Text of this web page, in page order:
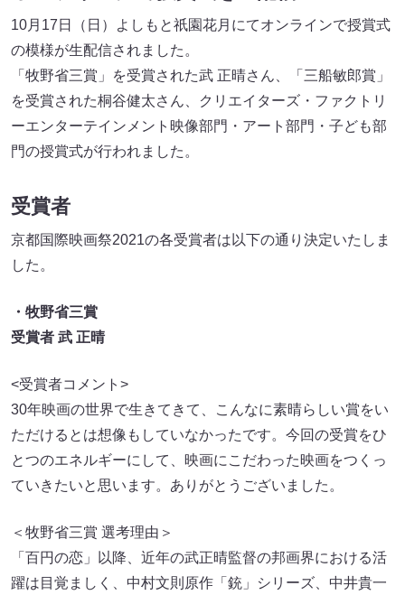
10月17日（日）よしもと祇園花月にてオンラインで授賞式
の模様が生配信されました。
「牧野省三賞」を受賞された武 正晴さん、「三船敏郎賞」
を受賞された桐谷健太さん、クリエイターズ・ファクトリ
ーエンターテインメント映像部門・アート部門・子ども部
門の授賞式が行われました。
受賞者
京都国際映画祭2021の各受賞者は以下の通り決定いたしま
した。
・牧野省三賞
受賞者 武 正晴
<受賞者コメント>
30年映画の世界で生きてきて、こんなに素晴らしい賞をい
ただけるとは想像もしていなかったです。今回の受賞をひ
とつのエネルギーにして、映画にこだわった映画をつくっ
ていきたいと思います。ありがとうございました。
＜牧野省三賞 選考理由＞
「百円の恋」以降、近年の武正晴監督の邦画界における活
躍は目覚ましく、中村文則原作「銃」シリーズ、中井貴一